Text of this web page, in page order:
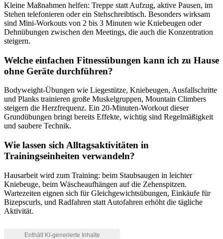
Kleine Maßnahmen helfen: Treppe statt Aufzug, aktive Pausen, im
Stehen telefonieren oder ein Stehschreibtisch. Besonders wirksam
sind Mini-Workouts von 2 bis 3 Minuten wie Kniebeugen oder
Dehnübungen zwischen den Meetings, die auch die Konzentration
steigern.
Welche einfachen Fitnessübungen kann ich zu Hause
ohne Geräte durchführen?
Bodyweight-Übungen wie Liegestütze, Kniebeugen, Ausfallschritte
und Planks trainieren große Muskelgruppen, Mountain Climbers
steigern die Herzfrequenz. Ein 20-Minuten-Workout dieser
Grundübungen bringt bereits Effekte, wichtig sind Regelmäßigkeit
und saubere Technik.
Wie lassen sich Alltagsaktivitäten in
Trainingseinheiten verwandeln?
Hausarbeit wird zum Training: beim Staubsaugen in leichter
Kniebeuge, beim Wäscheaufhängen auf die Zehenspitzen.
Wartezeiten eignen sich für Gleichgewichtsübungen, Einkäufe für
Bizepscurls, und Radfahren statt Autofahren erhöht die tägliche
Aktivität.